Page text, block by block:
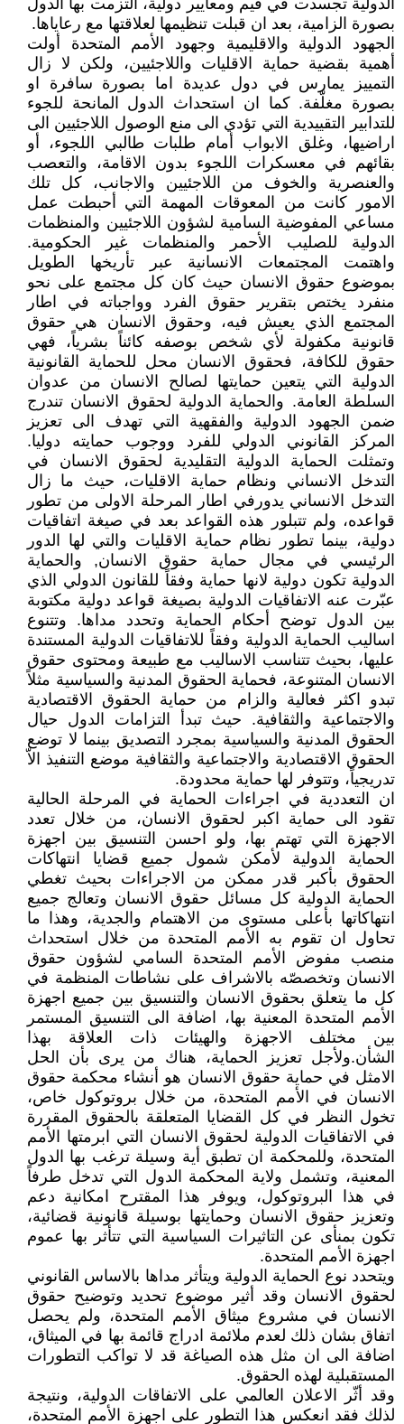
الدولية تجسدت في قيم ومعايير دولية، التزمت بها الدول
بصورة الزامية، بعد ان قبلت تنظيمها لعلاقتها مع رعاياها.
الجهود الدولية والاقليمية وجهود الأمم المتحدة أولت
أهمية بقضية حماية الاقليات واللاجئيين، ولكن لا زال
التمييز يمارس في دول عديدة اما بصورة سافرة او
بصورة مغلّفة. كما ان استحداث الدول المانحة للجوء
للتدابير التقييدية التي تؤدي الى منع الوصول اللاجئيين الى
اراضيها، وغلق الابواب أمام طلبات طالبي اللجوء، أو
بقائهم في معسكرات اللجوء بدون الاقامة، والتعصب
والعنصرية والخوف من اللاجئيين والاجانب، كل تلك
الامور كانت من المعوقات المهمة التي أحبطت عمل
مساعي المفوضية السامية لشؤون اللاجئيين والمنظمات
الدولية للصليب الأحمر والمنظمات غير الحكومية.
واهتمت المجتمعات الانسانية عبر تأريخها الطويل
بموضوع حقوق الانسان حيث كان كل مجتمع على نحو
منفرد يختص بتقرير حقوق الفرد وواجباته في اطار
المجتمع الذي يعيش فيه، وحقوق الانسان هي حقوق
قانونية مكفولة لأي شخص بوصفه كائناً بشرياً، فهي
حقوق للكافة، فحقوق الانسان محل للحماية القانونية
الدولية التي يتعين حمايتها لصالح الانسان من عدوان
السلطة العامة. والحماية الدولية لحقوق الانسان تندرج
ضمن الجهود الدولية والفقهية التي تهدف الى تعزيز
المركز القانوني الدولي للفرد ووجوب حمايته دوليا.
وتمثلت الحماية الدولية التقليدية لحقوق الانسان في
التدخل الانساني ونظام حماية الاقليات، حيث ما زال
التدخل الانساني يدورفي اطار المرحلة الاولى من تطور
قواعده، ولم تتبلور هذه القواعد بعد في صيغة اتفاقيات
دولية، بينما تطور نظام حماية الاقليات والتي لها الدور
الرئيسي في مجال حماية حقوق الانسان, والحماية
الدولية تكون دولية لانها حماية وفقاً للقانون الدولي الذي
عبّرت عنه الاتفاقيات الدولية بصيغة قواعد دولية مكتوبة
بين الدول توضح أحكام الحماية وتحدد مداها. وتتنوع
اساليب الحماية الدولية وفقاً للاتفاقيات الدولية المستندة
عليها، بحيث تتناسب الاساليب مع طبيعة ومحتوى حقوق
الانسان المتنوعة، فحماية الحقوق المدنية والسياسية مثلاً
تبدو اكثر فعالية والزام من حماية الحقوق الاقتصادية
والاجتماعية والثقافية. حيث تبدأ التزامات الدول حيال
الحقوق المدنية والسياسية بمجرد التصديق بينما لا توضع
الحقوق الاقتصادية والاجتماعية والثقافية موضع التنفيذ الاّ
تدريجياً، وتتوفر لها حماية محدودة.
ان التعددية في اجراءات الحماية في المرحلة الحالية
تقود الى حماية اكبر لحقوق الانسان، من خلال تعدد
الاجهزة التي تهتم بها، ولو احسن التنسيق بين اجهزة
الحماية الدولية لأمكن شمول جميع قضايا انتهاكات
الحقوق بأكبر قدر ممكن من الاجراءات بحيث تغطي
الحماية الدولية كل مسائل حقوق الانسان وتعالج جميع
انتهاكاتها بأعلى مستوى من الاهتمام والجدية، وهذا ما
تحاول ان تقوم به الأمم المتحدة من خلال استحداث
منصب مفوض الأمم المتحدة السامي لشؤون حقوق
الانسان وتخصصّه بالاشراف على نشاطات المنظمة في
كل ما يتعلق بحقوق الانسان والتنسيق بين جميع اجهزة
الأمم المتحدة المعنية بها، اضافة الى التنسيق المستمر
بين مختلف الاجهزة والهيئات ذات العلاقة بهذا
الشأن.ولأجل تعزيز الحماية، هناك من يرى بأن الحل
الامثل في حماية حقوق الانسان هو أنشاء محكمة حقوق
الانسان في الأمم المتحدة، من خلال بروتوكول خاص،
تخول النظر في كل القضايا المتعلقة بالحقوق المقررة
في الاتفاقيات الدولية لحقوق الانسان التي ابرمتها الأمم
المتحدة، وللمحكمة ان تطبق أية وسيلة ترغب بها الدول
المعنية، وتشمل ولاية المحكمة الدول التي تدخل طرفاً
في هذا البروتوكول، ويوفر هذا المقترح امكانية دعم
وتعزيز حقوق الانسان وحمايتها بوسيلة قانونية قضائية،
تكون بمنأى عن التاثيرات السياسية التي تتأثر بها عموم
اجهزة الأمم المتحدة.
ويتحدد نوع الحماية الدولية ويتأثر مداها بالاساس القانوني
لحقوق الانسان وقد أثير موضوع تحديد وتوضيح حقوق
الانسان في مشروع ميثاق الأمم المتحدة، ولم يحصل
اتفاق بشان ذلك لعدم ملائمة ادراج قائمة بها في الميثاق،
اضافة الى ان مثل هذه الصياغة قد لا تواكب التطورات
المستقبلية لهذه الحقوق.
وقد أثّر الاعلان العالمي على الاتفاقات الدولية، ونتيجة
لذلك فقد انعكس هذا التطور على اجهزة الأمم المتحدة،